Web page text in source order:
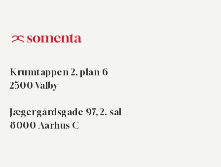
Krumtappen 2, plan 6
2500 Valby
Jægergårdsgade 97, 2. sal
8000 Aarhus C